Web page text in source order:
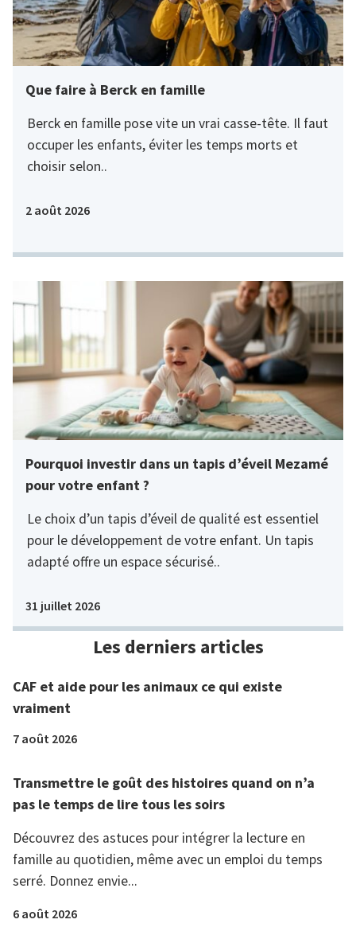
Que faire à Berck en famille
Berck en famille pose vite un vrai casse-tête. Il faut
occuper les enfants, éviter les temps morts et
choisir selon..
2 août 2026
Pourquoi investir dans un tapis d’éveil Mezamé
pour votre enfant ?
Le choix d’un tapis d’éveil de qualité est essentiel
pour le développement de votre enfant. Un tapis
adapté offre un espace sécurisé..
31 juillet 2026
Les derniers articles
CAF et aide pour les animaux ce qui existe
vraiment
7 août 2026
Transmettre le goût des histoires quand on n’a
pas le temps de lire tous les soirs
Découvrez des astuces pour intégrer la lecture en
famille au quotidien, même avec un emploi du temps
serré. Donnez envie...
6 août 2026